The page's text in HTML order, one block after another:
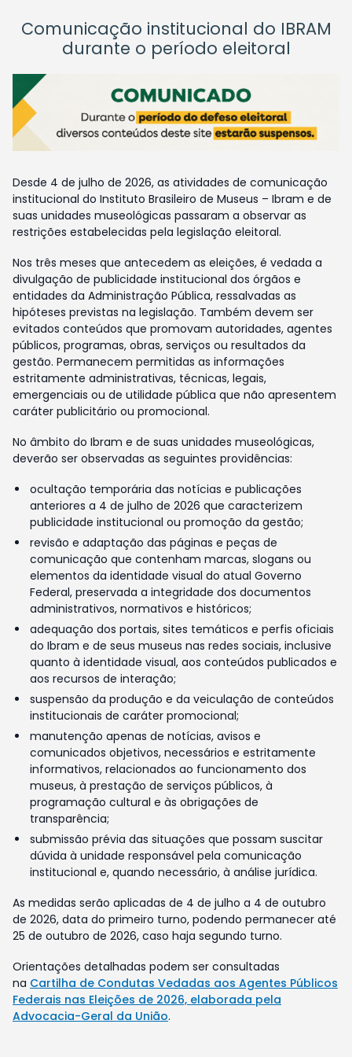
Comunicação institucional do IBRAM
durante o período eleitoral
Desde 4 de julho de 2026, as atividades de comunicação
institucional do Instituto Brasileiro de Museus – Ibram e de
suas unidades museológicas passaram a observar as
restrições estabelecidas pela legislação eleitoral.
Nos três meses que antecedem as eleições, é vedada a
divulgação de publicidade institucional dos órgãos e
entidades da Administração Pública, ressalvadas as
hipóteses previstas na legislação. Também devem ser
evitados conteúdos que promovam autoridades, agentes
públicos, programas, obras, serviços ou resultados da
gestão. Permanecem permitidas as informações
estritamente administrativas, técnicas, legais,
emergenciais ou de utilidade pública que não apresentem
caráter publicitário ou promocional.
No âmbito do Ibram e de suas unidades museológicas,
deverão ser observadas as seguintes providências:
ocultação temporária das notícias e publicações
anteriores a 4 de julho de 2026 que caracterizem
publicidade institucional ou promoção da gestão;
revisão e adaptação das páginas e peças de
comunicação que contenham marcas, slogans ou
elementos da identidade visual do atual Governo
Federal, preservada a integridade dos documentos
administrativos, normativos e históricos;
adequação dos portais, sites temáticos e perfis oficiais
do Ibram e de seus museus nas redes sociais, inclusive
quanto à identidade visual, aos conteúdos publicados e
aos recursos de interação;
suspensão da produção e da veiculação de conteúdos
institucionais de caráter promocional;
manutenção apenas de notícias, avisos e
comunicados objetivos, necessários e estritamente
informativos, relacionados ao funcionamento dos
museus, à prestação de serviços públicos, à
programação cultural e às obrigações de
transparência;
submissão prévia das situações que possam suscitar
dúvida à unidade responsável pela comunicação
institucional e, quando necessário, à análise jurídica.
As medidas serão aplicadas de 4 de julho a 4 de outubro
de 2026, data do primeiro turno, podendo permanecer até
25 de outubro de 2026, caso haja segundo turno.
Orientações detalhadas podem ser consultadas
na Cartilha de Condutas Vedadas aos Agentes Públicos
Federais nas Eleições de 2026, elaborada pela
Advocacia-Geral da União.